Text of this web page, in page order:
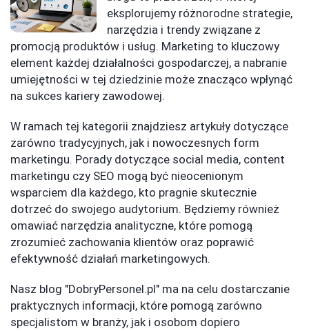
eksplorujemy różnorodne strategie,
narzędzia i trendy związane z
promocją produktów i usług. Marketing to kluczowy
element każdej działalności gospodarczej, a nabranie
umiejętności w tej dziedzinie może znacząco wpłynąć
na sukces kariery zawodowej.
W ramach tej kategorii znajdziesz artykuły dotyczące
zarówno tradycyjnych, jak i nowoczesnych form
marketingu. Porady dotyczące social media, content
marketingu czy SEO mogą być nieocenionym
wsparciem dla każdego, kto pragnie skutecznie
dotrzeć do swojego audytorium. Będziemy również
omawiać narzędzia analityczne, które pomogą
zrozumieć zachowania klientów oraz poprawić
efektywność działań marketingowych.
Nasz blog "DobryPersonel.pl" ma na celu dostarczanie
praktycznych informacji, które pomogą zarówno
specjalistom w branży, jak i osobom dopiero